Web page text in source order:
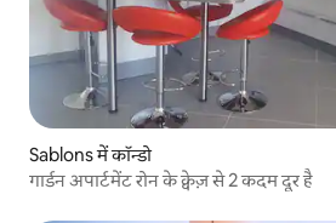
Sablons में कॉन्डो
गार्डन अपार्टमेंट रोन के क्वेज़ से 2 कदम दूर है